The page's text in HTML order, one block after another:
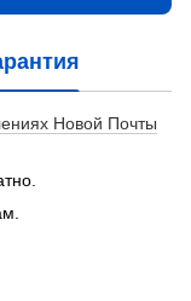
Новой Почты